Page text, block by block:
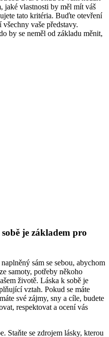
jaké vlastnosti by měl mít váš
tato kritéria. Buďte otevření
vaše představy.
by se neměl od základu měnit,
je základem pro
sám se sebou, abychom
samoty, potřeby někoho
životě. Láska k sobě je
vztah. Pokud se máte
své zájmy, sny a cíle, budete
respektovat a ocení vás
Staňte se zdrojem lásky, kterou